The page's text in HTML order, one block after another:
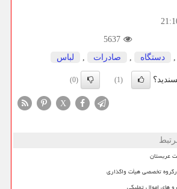
5637
, دستگاه , صادرات , لباس
(1)
(0)
X
عربستان
تخصصی هیأت واگذاری